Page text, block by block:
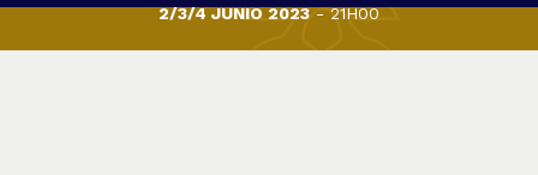
2/3/4 JUNIO 2023- 21H00